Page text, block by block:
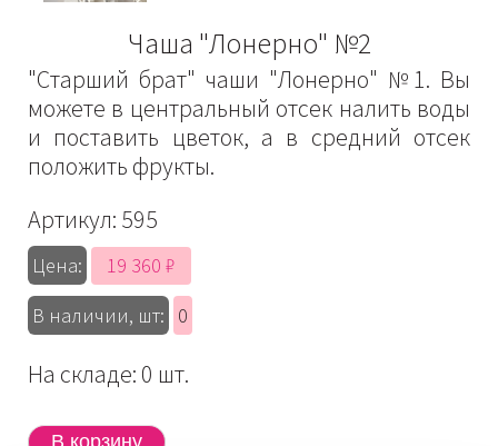
Чаша "Лонерно" №2
"Старший брат" чаши "Лонерно" №1. Вы
можете в центральный отсек налить воды
и поставить цветок, а в средний отсек
положить фрукты.
Артикул: 595
Цена:
19 360 ₽
В наличии, шт:
0
На складе: 0 шт.